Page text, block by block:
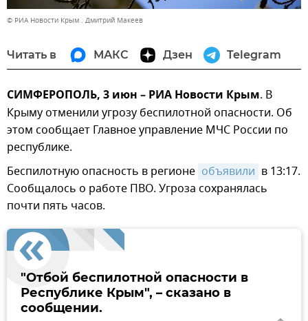
© РИА Новости Крым . Дмитрий Макеев
Читать в МАКС Дзен Telegram
СИМФЕРОПОЛЬ, 3 июн – РИА Новости Крым. В
Крыму отменили угрозу беспилотной опасности. Об
этом сообщает Главное управление МЧС России по
республике.
Беспилотную опасность в регионе объявили в 13:17.
Сообщалось о работе ПВО. Угроза сохранялась
почти пять часов.
"Отбой беспилотной опасности в
Республике Крым", – сказано в
сообщении.